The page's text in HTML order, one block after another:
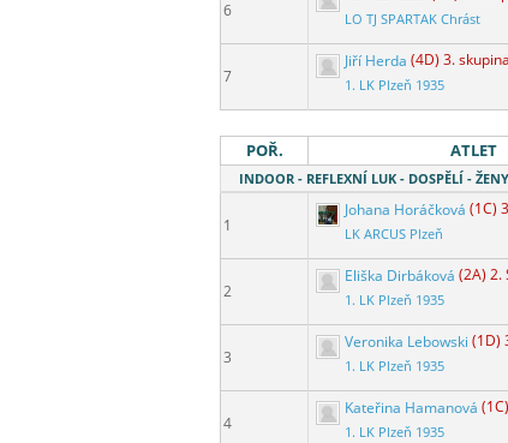
6 LO TJ SPARTAK Chrást
7
Jiří Herda (4D) 3. skupina
1. LK Plzeň 1935
POŘ. ATLET
INDOOR - REFLEXNÍ LUK - DOSPĚLÍ -
1
Johana Horáčková (1C)
LK ARCUS Plzeň
2
Eliška Dirbáková (2A) 2.
1. LK Plzeň 1935
3
Veronika Lebowski (1D)
1. LK Plzeň 1935
4
Kateřina Hamanová
1. LK Plzeň 1935